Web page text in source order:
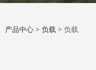
负载
产品中心 > 负载 > 负载